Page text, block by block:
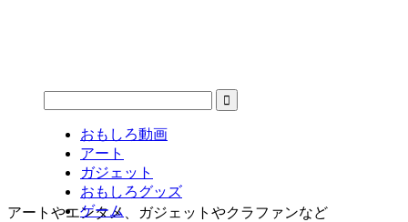
アートやエンタメ、ガジェットやクラファンなど
おもしろ動画
アート
ガジェット
おもしろグッズ
ゲーム